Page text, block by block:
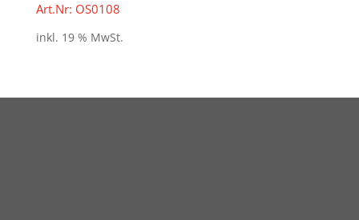
Art.Nr: OS0108
inkl. 19 % MwSt.